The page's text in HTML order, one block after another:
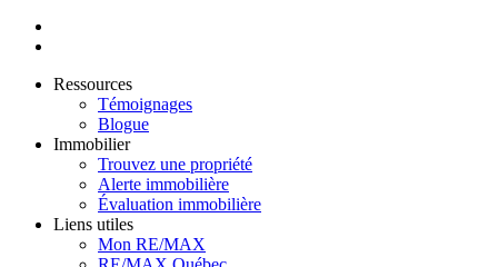
Ressources
Témoignages
Blogue
Immobilier
Trouvez une propriété
Alerte immobilière
Évaluation immobilière
Liens utiles
Mon RE/MAX